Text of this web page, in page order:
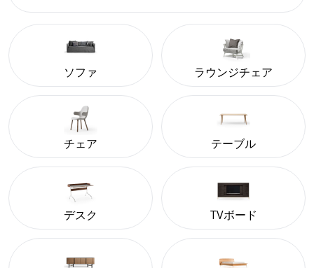
ソファ ラウンジチェア
チェア テーブル
デスク TVボード